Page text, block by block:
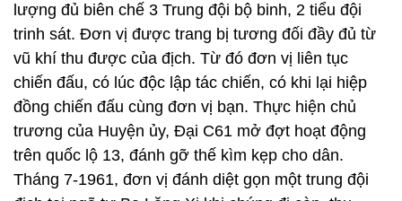
lượng đủ biên chế 3 Trung đội bộ binh, 2 tiểu đội
trinh sát. Đơn vị được trang bị tương đối đầy đủ từ
vũ khí thu được của địch. Từ đó đơn vị liên tục
chiến đấu, có lúc độc lập tác chiến, có khi lại hiệp
đồng chiến đấu cùng đơn vị bạn. Thực hiện chủ
trương của Huyện ủy, Đại C61 mở đợt hoạt động
trên quốc lộ 13, đánh gỡ thế kìm kẹp cho dân.
Tháng 7-1961, đơn vị đánh diệt gọn một trung đội